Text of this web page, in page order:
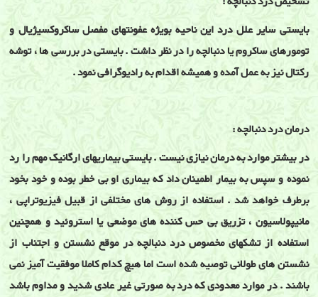
بایستی سایر علل درد این ناحیه بویژه عفونتهای مفصل ساکروکسیژیال و
تومورهای ساکروم یا دنبالچه را در نظر داشت . بایستی در بررسی ها ، توشه
رکتال نیز به عمل آمده و همیشه اقدام به رادیوگرافی نمود .
درمان درد دنبالچه :
در بیشتر موارد به درمان نیازی نیست . بایستی بیماریهای ارگانیک مهم را رد
نموده و سپس به بیمار اطمینان داد که بیماری او بی خطر بوده و خود بخود
برطرف خواهد شد . استفاده از روش های مختلفی از قبیل فیزیوتراپی ،
مانیپولاسیون ، تزریق بی حس کننده های موضعی یا استروئید و همچنین
استفاده از تشکهای مخصوص درد دنبالچه در موقع نشستن و اجتناب از
نشستن های طولانی توصیه شده است اما هیچ کدام کاملا موفقیت آمیز نمی
باشند . در موارد معدودی که درد به صورتی غیر عادی شدید و مداوم باشد